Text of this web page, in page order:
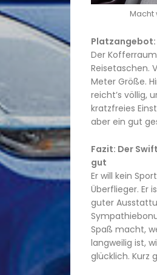
Macht
Platzangebot:
Der
Reisetaschen.
Meter Größe.
reicht’s völlig,
kratzfreies
aber ein gut
Fazit: Der
gut
Er will kein
Überflieger. Er
guter
Spaß macht,
langweilig ist,
glücklich. Kurz